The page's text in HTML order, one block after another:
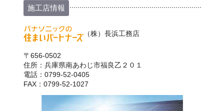
施工店情報
（株）長浜工務店
〒656-0502
住所：兵庫県南あわじ市福良乙２０１
電話：0799-52-0405
FAX：0799-52-1027